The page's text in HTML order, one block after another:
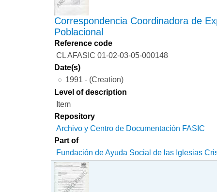
Correspondencia Coordinadora de
Poblacional
Reference code
CL AFASIC 01-02-03-05-000148
Date(s)
1991 - (Creation)
Level of description
Item
Repository
Archivo y Centro de Documentación FASIC
Part of
Fundación de Ayuda Social de las Iglesias